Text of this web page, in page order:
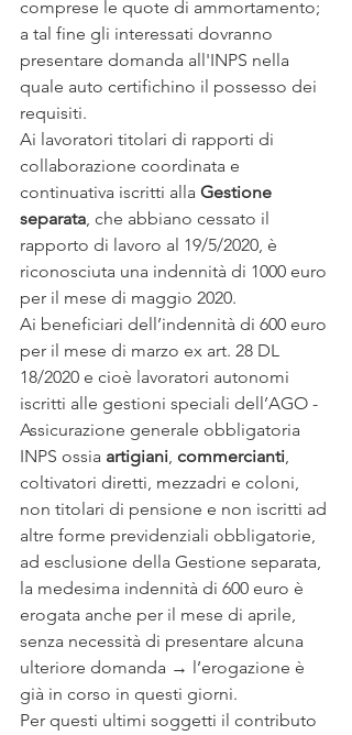
comprese le quote di ammortamento;
a tal fine gli interessati dovranno
presentare domanda all'INPS nella
quale auto certifichino il possesso dei
requisiti.
Ai lavoratori titolari di rapporti di
collaborazione coordinata e
continuativa iscritti alla Gestione
separata, che abbiano cessato il
rapporto di lavoro al 19/5/2020, è
riconosciuta una indennità di 1000 euro
per il mese di maggio 2020.
Ai beneficiari dell’indennità di 600 euro
per il mese di marzo ex art. 28 DL
18/2020 e cioè lavoratori autonomi
iscritti alle gestioni speciali dell’AGO -
Assicurazione generale obbligatoria
INPS ossia artigiani, commercianti,
coltivatori diretti, mezzadri e coloni,
non titolari di pensione e non iscritti ad
altre forme previdenziali obbligatorie,
ad esclusione della Gestione separata,
la medesima indennità di 600 euro è
erogata anche per il mese di aprile,
senza necessità di presentare alcuna
ulteriore domanda → l’erogazione è
già in corso in questi giorni.
Per questi ultimi soggetti il contributo